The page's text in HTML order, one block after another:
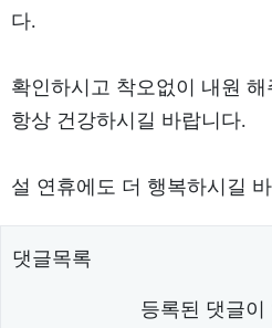
다.
확인하시고 착오없이 내원
항상 건강하시길 바랍니다.
설 연휴에도 더 행복하시길
댓글목록
등록된 댓글이